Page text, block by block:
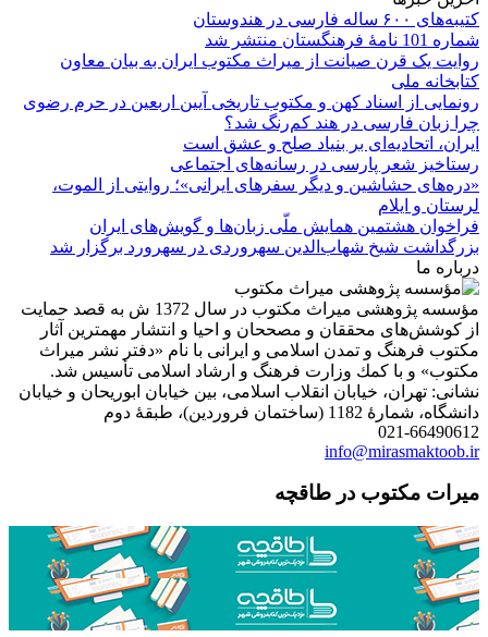
کتیبه‌های ۶۰۰ ساله فارسی در هندوستان
شماره 101 نامۀ فرهنگستان منتشر شد
روایت یک قرن صیانت از میراث مکتوب ایران به بیان معاون
کتابخانه ملی
رونمایی از اسناد کهن و مکتوب تاریخی آیین اربعین در حرم رضوی
چرا زبان فارسی در هند کم‌رنگ شد؟
ایران، اتحادیه‌ای بر بنیاد صلح و عشق است
رستاخیز شعر پارسی در رسانه‌های اجتماعی
«دره‌های حشاشین و دیگر سفرهای ایرانی»؛ روایتی از الموت،
لرستان و ایلام
فراخوان هشتمین همایش ملّی زبان‌ها و گویش‌های ایران
بزرگداشت شیخ شهاب‌الدین سهروردی در سهرورد برگزار شد
درباره ما
مؤسسه پژوهشی میراث مكتوب در سال 1372 ش به قصد حمایت
از كوشش‌های محققان و مصححان و احیا و انتشار مهمترین آثار
مكتوب فرهنگ و تمدن اسلامی و ایرانی با نام «دفتر نشر میراث
مكتوب» و با كمك وزارت فرهنگ و ارشاد اسلامی تأسیس شد.
نشانی: تهران، خیابان انقلاب اسلامی، بین خیابان ابوریحان و خیابان
دانشگاه، شمارۀ 1182 (ساختمان فروردین)، طبقۀ دوم
021-66490612
info@mirasmaktoob.ir
میرات مکتوب در طاقچه